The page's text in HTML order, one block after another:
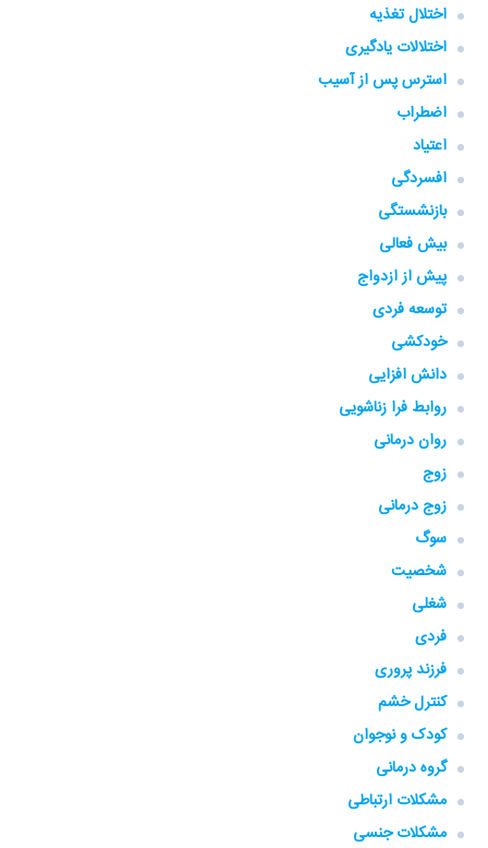
اختلال تغذیه
اختلالات یادگیری
استرس پس از آسیب
اضطراب
اعتیاد
افسردگی
بازنشستگی
بیش فعالی
پیش از ازدواج
توسعه فردی
خودکشی
دانش افزایی
روابط فرا زناشویی
روان درمانی
زوج
زوج درمانی
سوگ
شخصیت
شغلی
فردی
فرزند پروری
کنترل خشم
کودک و نوجوان
گروه‌ درمانی
مشکلات ارتباطی
مشکلات جنسی